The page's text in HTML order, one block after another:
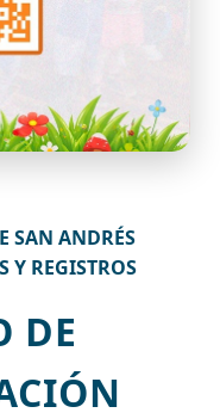
SAN ANDRÉS
Y REGISTROS
DE